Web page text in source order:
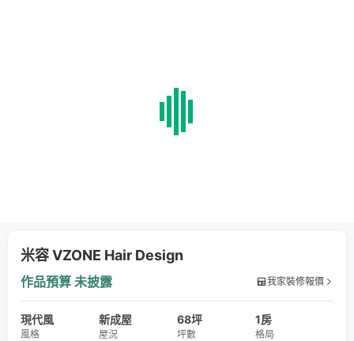
米容 VZONE Hair Design
作品預算 未披露 我家裝修報價
現代風
風格
新成屋
屋況
68坪
坪數
1房
格局